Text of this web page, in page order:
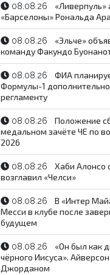
08.08.26
«Ливерпуль»
«Барселоны» Рональда
08.08.26
«Эльче»
команду Факундо
08.08.26
ФИА
Формулы-1 дополнительно
регламенту
08.08.26
Положение
медальном зачёте ЧЕ по
2026
08.08.26
Хаби Алонсо
возглавил «Челси»
08.08.26
В «Интер
Месси в клубе после
будущем
08.08.26
«Он был как
чёрного Иисуса».
Джорданом